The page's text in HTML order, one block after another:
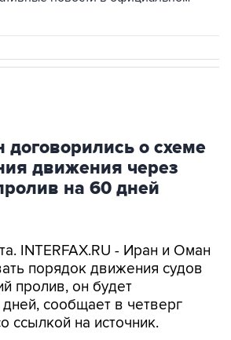
о схеме
движения через
на 60 дней
INTERFAX.RU - Иран и Оман
порядок движения судов
пролив, он будет
сообщает в четверг
ссылкой на источник.